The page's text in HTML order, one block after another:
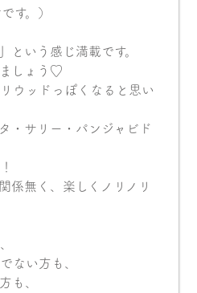
す。）
という感じ満載です。
しょう♡
ウッドっぽくなると思い
・サリー・パンジャビド
係無く、楽しくノリノリ
ない方も、
も、